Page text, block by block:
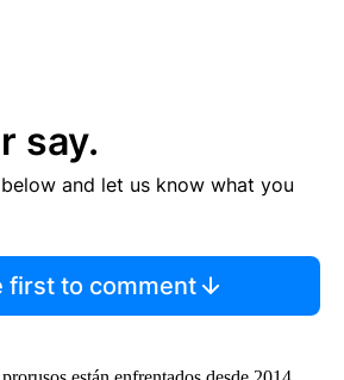
say.
and let us know what you
first to comment